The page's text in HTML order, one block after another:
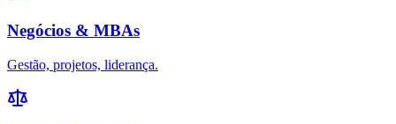
Negócios & MBAs
Gestão, projetos, liderança.